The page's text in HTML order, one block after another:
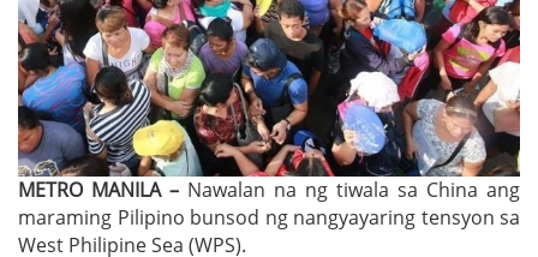
METRO MANILA – Nawalan na ng tiwala sa China ang
maraming Pilipino bunsod ng nangyayaring tensyon sa
West Philipine Sea (WPS).